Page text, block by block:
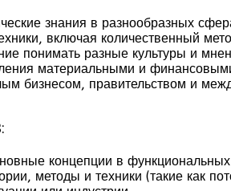
знания в разнообразных
включая количественный
понимать разные культуры и
материальными и
бизнесом, правительством и
концепции в
методы и техники (такие как